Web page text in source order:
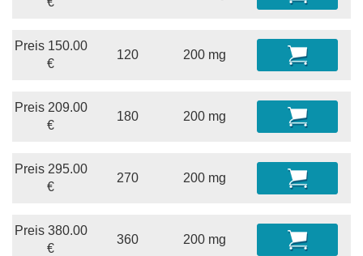
Preis 150.00
€
120 200 mg
Preis 209.00
€
180 200 mg
Preis 295.00
€
270 200 mg
Preis 380.00
€
360 200 mg